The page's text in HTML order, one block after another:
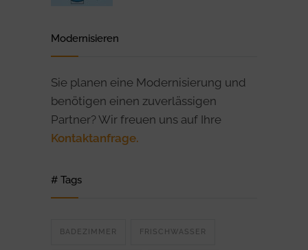
Modernisieren
Sie planen eine Modernisierung und
benötigen einen zuverlässigen
Partner? Wir freuen uns auf Ihre
Kontaktanfrage.
# Tags
BADEZIMMER FRISCHWASSER